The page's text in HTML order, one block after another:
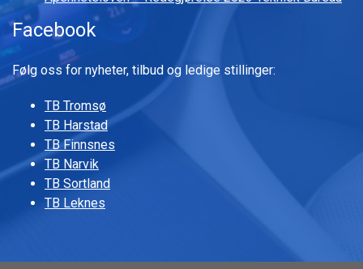
Facebook
Følg oss for nyheter, tilbud og ledige stillinger:
TB Tromsø
TB Harstad
TB Finnsnes
TB Narvik
TB Sortland
TB Leknes